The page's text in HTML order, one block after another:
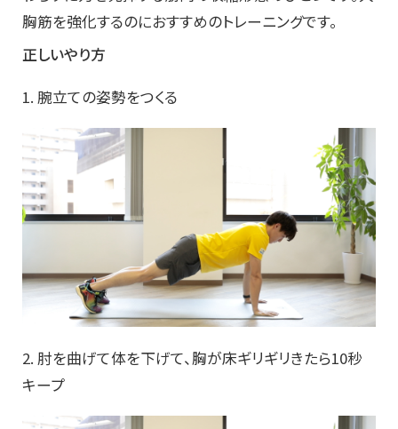
胸筋を強化するのにおすすめのトレーニングです。
正しいやり方
1. 腕立ての姿勢をつくる
2. 肘を曲げて体を下げて、胸が床ギリギリきたら10秒
キープ